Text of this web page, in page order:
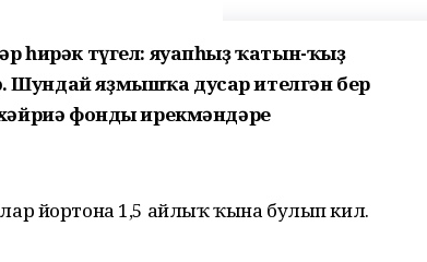
һирәк түгел: яуапһыҙ ҡатын-ҡыҙ
яҙмышҡа дусар ителгән бер
фонды ирекмәндәре
йортона 1,5 айлыҡ ҡына булып килә.